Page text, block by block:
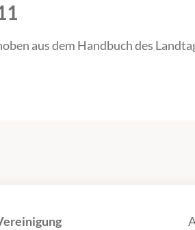
aus dem Handbuch des